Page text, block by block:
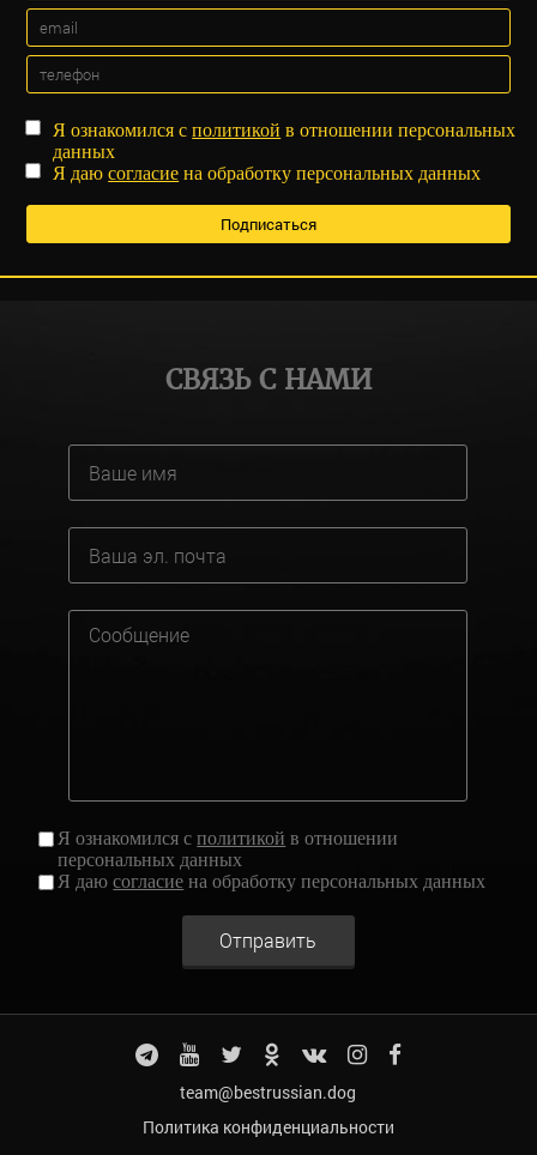
Я ознакомился сполитикой в отношении персональных
данных
Я даюсогласие на обработку персональных данных
СВЯЗЬ С НАМИ
Я ознакомился сполитикой в отношении
персональных данных
Я даюсогласие на обработку персональных данных
Отправить
team@bestrussian.dog
Политика конфиденциальности